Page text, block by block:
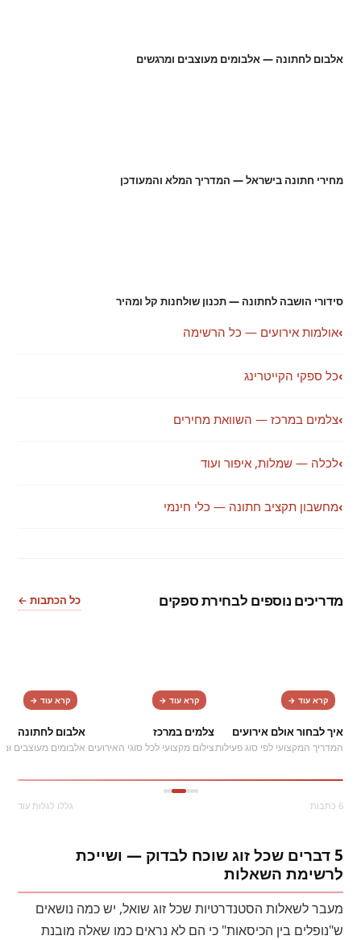
אלבום לחתונה — אלבומים מעוצבים ומרגשים
מחירי חתונה בישראל — המדריך המלא והמעודכן
סידורי הושבה לחתונה — תכנון שולחנות קל ומהיר
›אולמות אירועים — כל הרשימה
›כל ספקי הקייטרינג
›צלמים במרכז — השוואת מחירים
›לכלה — שמלות, איפור ועוד
›מחשבון תקציב חתונה — כלי חינמי
מדריכים נוספים לבחירת ספקים כל הכתבות ←
קרא עוד →
איך לבחור אולם אירועים
המדריך המקצועי לפי סוג פעילות
קרא עוד →
צלמים במרכז
צילום מקצועי לכל סוגי האירועים
קרא עוד →
אלבום לחתונה
אלבומים מעוצבים
6 כתבות גללו לגלות עוד
5 דברים שכל זוג שוכח לבדוק — ושייכת
לרשימת השאלות
מעבר לשאלות הסטנדרטיות שכל זוג שואל, יש כמה נושאים
ש"נופלים בין הכיסאות" כי הם לא נראים כמו שאלה מובנת